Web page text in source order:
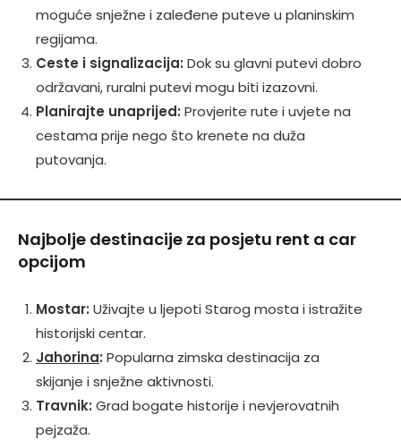
moguće snježne i zaleđene puteve u planinskim
regijama.
Ceste i signalizacija: Dok su glavni putevi dobro
održavani, ruralni putevi mogu biti izazovni.
Planirajte unaprijed: Provjerite rute i uvjete na
cestama prije nego što krenete na duža
putovanja.
Najbolje destinacije za posjetu rent a car
opcijom
Mostar: Uživajte u ljepoti Starog mosta i istražite
historijski centar.
Jahorina: Popularna zimska destinacija za
skijanje i snježne aktivnosti.
Travnik: Grad bogate historije i nevjerovatnih
pejzaža.